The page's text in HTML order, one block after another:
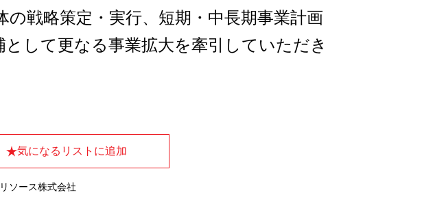
戦略策定・実行、短期・中長期事業計画
して更なる事業拡大を牽引していただき
気になるリストに追加
ソース株式会社